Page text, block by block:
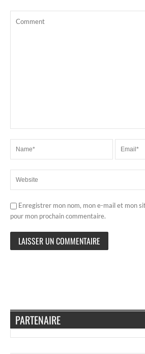
Enregistrer mon nom, mon e-mail et mon
pour mon prochain commentaire.
PARTENAIRE